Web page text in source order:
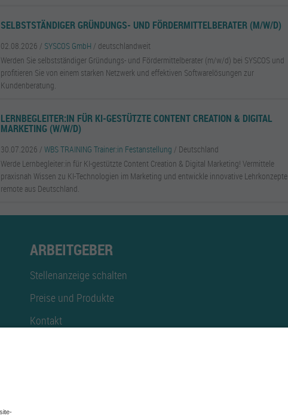
SELBSTSTÄNDIGER GRÜNDUNGS- UND FÖRDERMITTELBERATER (M/W/D)
02.08.2026 / SYSCOS GmbH / deutschlandweit
Werden Sie selbstständiger Gründungs- und Fördermittelberater (m/w/d) bei SYSCOS und
profitieren Sie von einem starken Netzwerk und effektiven Softwarelösungen zur
Kundenberatung.
LERNBEGLEITER:IN FÜR KI-GESTÜTZTE CONTENT CREATION & DIGITAL
MARKETING (W/W/D)
30.07.2026 /WBS TRAINING Trainer:in Festanstellung / Deutschland
Werde Lernbegleiter:in für KI-gestützte Content Creation & Digital Marketing! Vermittele
praxisnah Wissen zu KI-Technologien im Marketing und entwickle innovative Lehrkonzepte
remote aus Deutschland.
ARBEITGEBER
Stellenanzeige schalten
Preise und Produkte
Kontakt